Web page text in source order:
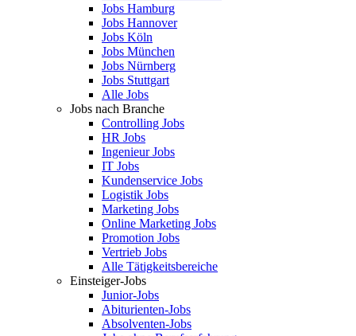
Jobs Hamburg
Jobs Hannover
Jobs Köln
Jobs München
Jobs Nürnberg
Jobs Stuttgart
Alle Jobs
Jobs nach Branche
Controlling Jobs
HR Jobs
Ingenieur Jobs
IT Jobs
Kundenservice Jobs
Logistik Jobs
Marketing Jobs
Online Marketing Jobs
Promotion Jobs
Vertrieb Jobs
Alle Tätigkeitsbereiche
Einsteiger-Jobs
Junior-Jobs
Abiturienten-Jobs
Absolventen-Jobs